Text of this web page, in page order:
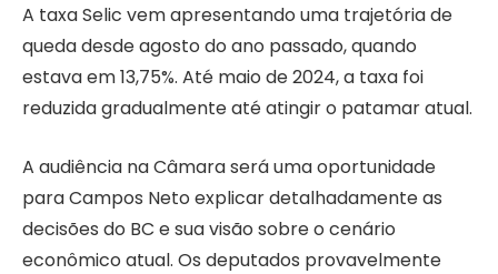
A taxa Selic vem apresentando uma trajetória de
queda desde agosto do ano passado, quando
estava em 13,75%. Até maio de 2024, a taxa foi
reduzida gradualmente até atingir o patamar atual.
A audiência na Câmara será uma oportunidade
para Campos Neto explicar detalhadamente as
decisões do BC e sua visão sobre o cenário
econômico atual. Os deputados provavelmente